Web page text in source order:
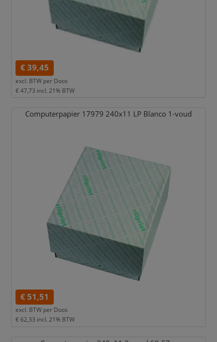
€ 39,45
excl. BTW per Doos
€ 47,73 incl. 21% BTW
Computerpapier 17979 240x11 LP Blanco 1-voud
€ 51,51
excl. BTW per Doos
€ 62,33 incl. 21% BTW